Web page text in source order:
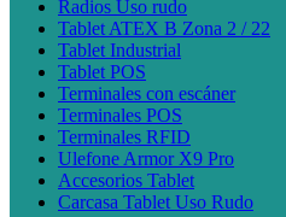
Radios Uso rudo
Tablet ATEX B Zona 2 / 22
Tablet Industrial
Tablet POS
Terminales con escáner
Terminales POS
Terminales RFID
Ulefone Armor X9 Pro
Accesorios Tablet
Carcasa Tablet Uso Rudo